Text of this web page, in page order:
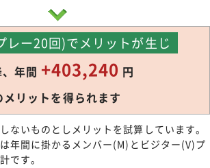
レー20回)でメリットが生じ
年間 +403,240 円
メリットを得られます
ないものとしメリットを試算しています。
年間に掛かるメンバー(M)とビジター(V)プ
です。